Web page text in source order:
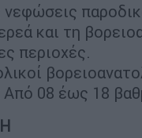
νεφώσεις
και τη
περιοχές.
Από 08 έως 18